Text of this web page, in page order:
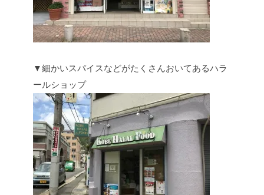
▼細かいスパイスなどがたくさんおいてあるハラ
ールショップ